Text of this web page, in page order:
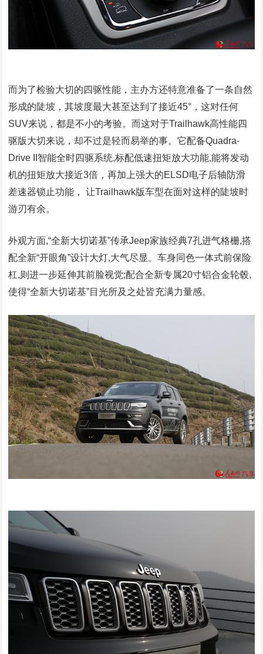
而为了检验大切的四驱性能，主办方还特意准备了一条自然
形成的陡坡，其坡度最大甚至达到了接近45°，这对任何
SUV来说，都是不小的考验。而这对于Trailhawk高性能四
驱版大切来说，却不过是轻而易举的事。它配备Quadra-
Drive II智能全时四驱系统,标配低速扭矩放大功能,能将发动
机的扭矩放大接近3倍，再加上强大的ELSD电子后轴防滑
差速器锁止功能， 让Trailhawk版车型在面对这样的陡坡时
游刃有余。
外观方面,“全新大切诺基”传承Jeep家族经典7孔进气格栅,搭
配全新“开眼角”设计大灯,大气尽显。车身同色一体式前保险
杠,则进一步延伸其前脸视觉;配合全新专属20寸铝合金轮毂,
使得“全新大切诺基”目光所及之处皆充满力量感。